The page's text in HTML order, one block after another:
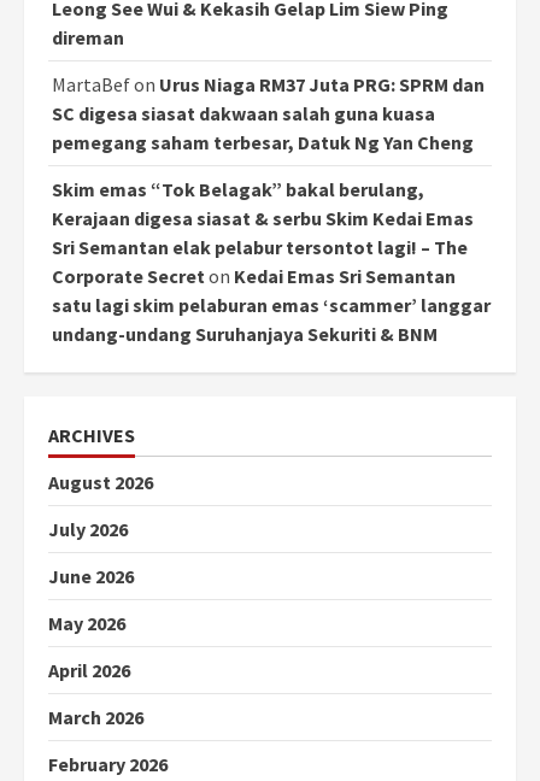
Leong See Wui & Kekasih Gelap Lim Siew Ping
direman
MartaBefon Urus Niaga RM37 Juta PRG: SPRM dan
SC digesa siasat dakwaan salah guna kuasa
pemegang saham terbesar, Datuk Ng Yan Cheng
Skim emas “Tok Belagak” bakal berulang,
Kerajaan digesa siasat & serbu Skim Kedai Emas
Sri Semantan elak pelabur tersontot lagi! – The
Corporate Secreton Kedai Emas Sri Semantan
satu lagi skim pelaburan emas ‘scammer’ langgar
undang-undang Suruhanjaya Sekuriti & BNM
ARCHIVES
August 2026
July 2026
June 2026
May 2026
April 2026
March 2026
February 2026